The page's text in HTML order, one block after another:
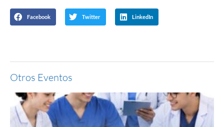
Facebook Twitter LinkedIn
Otros Eventos